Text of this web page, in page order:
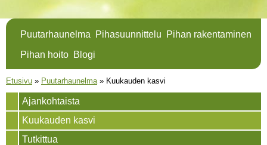
Puutarhaunelma Pihasuunnittelu
Pihan rakentaminen
Pihan hoito Blogi
Olet täällä
Etusivu » Puutarhaunelma » Kuukauden kasvi
Ajankohtaista
Kuukauden kasvi
Tutkittua